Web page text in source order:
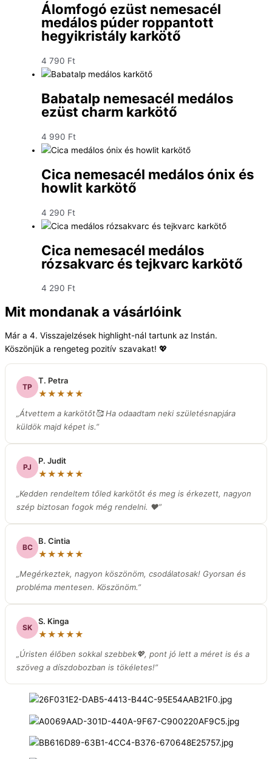
Álomfogó ezüst nemesacél
medálos púder roppantott
hegyikristály karkötő
4 790 Ft
Babatalp nemesacél medálos
ezüst charm karkötő
4 990 Ft
Cica nemesacél medálos ónix és
howlit karkötő
4 290 Ft
Cica nemesacél medálos
rózsakvarc és tejkvarc karkötő
4 290 Ft
Mit mondanak a vásárlóink
Már a 4. Visszajelzések highlight-nál tartunk az Instán.
Köszönjük a rengeteg pozitív szavakat! 💖
TP
T. Petra
★★★★★
„Átvettem a karkötőt🥰 Ha odaadtam neki születésnapjára
küldök majd képet is.”
PJ
P. Judit
★★★★★
„Kedden rendeltem tőled karkötőt és meg is érkezett, nagyon
szép biztosan fogok még rendelni. ❤️”
BC
B. Cintia
★★★★★
„Megérkeztek, nagyon köszönöm, csodálatosak! Gyorsan és
probléma mentesen. Köszönöm.”
SK
S. Kinga
★★★★★
„Úristen élőben sokkal szebbek💖, pont jó lett a méret is és a
szöveg a díszdobozban is tökéletes!”